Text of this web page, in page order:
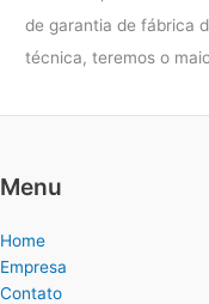
de garantia de fábrica
técnica, teremos o
Menu
Home
Empresa
Contato